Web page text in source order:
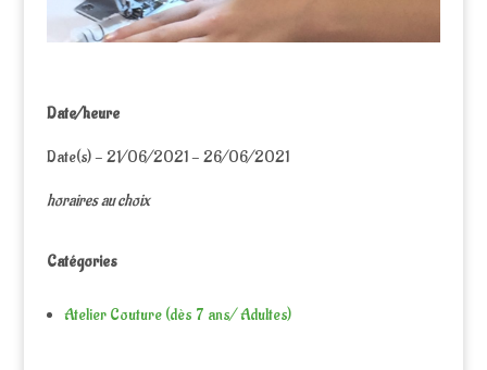
Date/heure
Date(s) - 21/06/2021 - 26/06/2021
horaires au choix
Catégories
Atelier Couture (dès 7 ans/ Adultes)